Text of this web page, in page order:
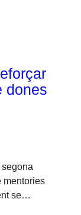
dones
segona
mentories
se…